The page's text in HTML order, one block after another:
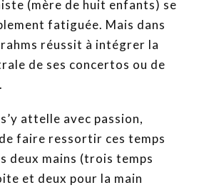
(mère de huit enfants) se
fatiguée. Mais dans
réussit à intégrer la
de ses concertos ou de
attelle avec passion,
faire ressortir ces temps
deux mains (trois temps
et deux pour la main